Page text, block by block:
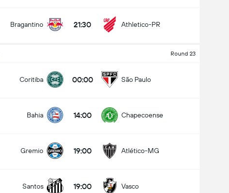
Athletico-PR
21:30
Bragantino
Round 23
São Paulo
00:00
Coritiba
Chapecoense
14:00
Bahia
Atlético-MG
19:00
Gremio
Vasco
19:00
Santos